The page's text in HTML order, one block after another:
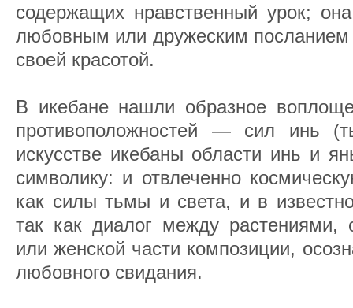
содержащих нравственный урок;
любовным или дружеским
своей красотой.
В икебане нашли образное
противоположностей — сил инь
искусстве икебаны области инь и
символику: и отвлеченно
как силы тьмы и света, и в
так как диалог между растениями,
или женской части композиции,
любовного свидания.